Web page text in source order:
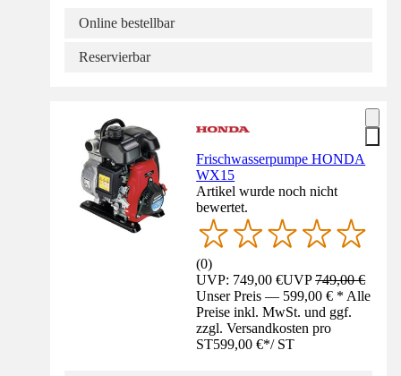
Online bestellbar
Reservierbar
Frischwasserpumpe HONDA
WX15
Artikel wurde noch nicht
bewertet.
(0)
UVP: 749,00 €UVP749,00 €
Unser Preis — 599,00 € * Alle
Preise inkl. MwSt. und ggf.
zzgl. Versandkosten pro
ST599,00 €*/ ST